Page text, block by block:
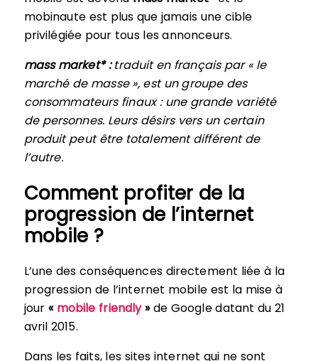
mobinaute est plus que jamais une cible
privilégiée pour tous les annonceurs.
mass market* :traduit en français par « le
marché de masse », est un groupe des
consommateurs finaux : une grande variété
de personnes. Leurs désirs vers un certain
produit peut être totalement différent de
l’autre.
Comment profiter de la
progression de l’internet
mobile ?
L’une des conséquences directement liée à la
progression de l’internet mobile est la mise à
jour « mobile friendly»de Google datant du 21
avril 2015.
Dans les faits, les sites internet qui ne sont